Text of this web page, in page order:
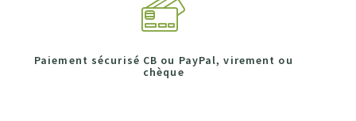
Paiement sécurisé CB ou PayPal, virement ou
chèque